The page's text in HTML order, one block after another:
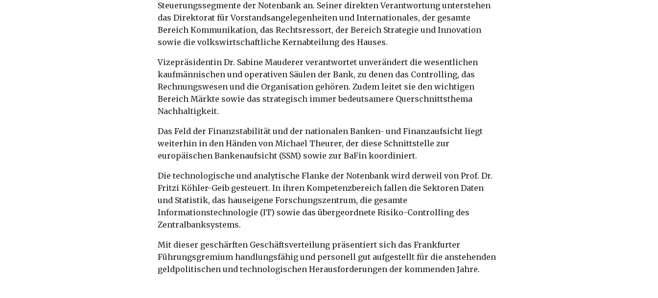
Steuerungssegmente der Notenbank an. Seiner direkten Verantwortung unterstehen
das Direktorat für Vorstandsangelegenheiten und Internationales, der gesamte
Bereich Kommunikation, das Rechtsressort, der Bereich Strategie und Innovation
sowie die volkswirtschaftliche Kernabteilung des Hauses.
Vizepräsidentin Dr. Sabine Mauderer verantwortet unverändert die wesentlichen
kaufmännischen und operativen Säulen der Bank, zu denen das Controlling, das
Rechnungswesen und die Organisation gehören. Zudem leitet sie den wichtigen
Bereich Märkte sowie das strategisch immer bedeutsamere Querschnittsthema
Nachhaltigkeit.
Das Feld der Finanzstabilität und der nationalen Banken- und Finanzaufsicht liegt
weiterhin in den Händen von Michael Theurer, der diese Schnittstelle zur
europäischen Bankenaufsicht (SSM) sowie zur BaFin koordiniert.
Die technologische und analytische Flanke der Notenbank wird derweil von Prof. Dr.
Fritzi Köhler-Geib gesteuert. In ihren Kompetenzbereich fallen die Sektoren Daten
und Statistik, das hauseigene Forschungszentrum, die gesamte
Informationstechnologie (IT) sowie das übergeordnete Risiko-Controlling des
Zentralbanksystems.
Mit dieser geschärften Geschäftsverteilung präsentiert sich das Frankfurter
Führungsgremium handlungsfähig und personell gut aufgestellt für die anstehenden
geldpolitischen und technologischen Herausforderungen der kommenden Jahre.